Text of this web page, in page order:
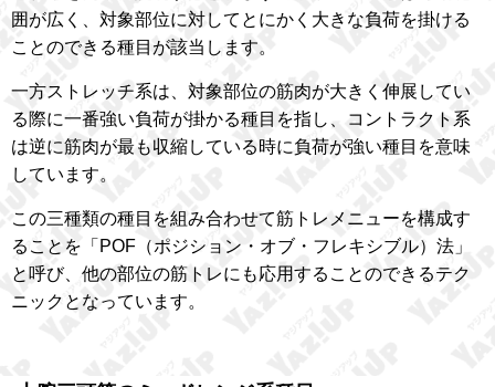
囲が広く、対象部位に対してとにかく大きな負荷を掛ける
ことのできる種目が該当します。
一方ストレッチ系は、対象部位の筋肉が大きく伸展してい
る際に一番強い負荷が掛かる種目を指し、コントラクト系
は逆に筋肉が最も収縮している時に負荷が強い種目を意味
しています。
この三種類の種目を組み合わせて筋トレメニューを構成す
ることを「POF（ポジション・オブ・フレキシブル）法」
と呼び、他の部位の筋トレにも応用することのできるテク
ニックとなっています。